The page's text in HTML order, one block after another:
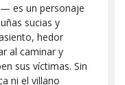
es un personaje
sucias y
hedor
al caminar y
sus víctimas. Sin
ni el villano